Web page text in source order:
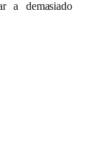
a demasiado